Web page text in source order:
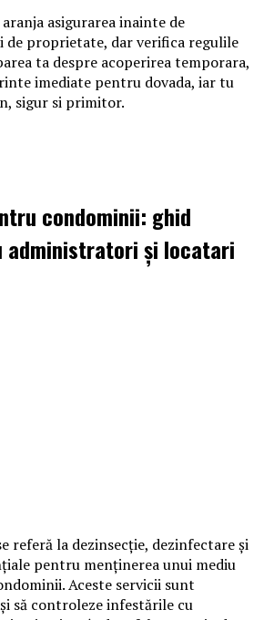
asigurarea inainte de
de proprietate, dar verifica regulile
ta despre acoperirea temporara,
imediate pentru dovada, iar tu
sigur si primitor.
condominii: ghid
administratori și locatari
referă la dezinsecție, dezinfectare și
pentru menținerea unui mediu
Aceste servicii sunt
să controleze infestările cu